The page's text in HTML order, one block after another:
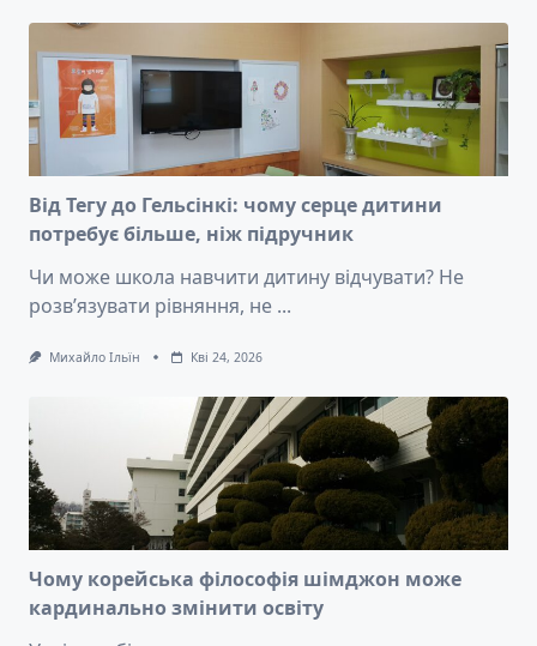
Від Тегу до Гельсінкі: чому серце дитини
потребує більше, ніж підручник
Чи може школа навчити дитину відчувати? Не
розв’язувати рівняння, не ...
Михайло Ільїн Кві 24, 2026
Чому корейська філософія шімджон може
кардинально змінити освіту